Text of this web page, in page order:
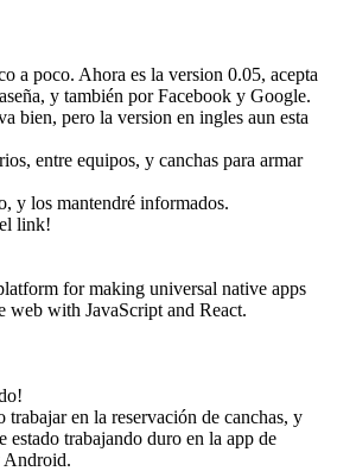
a poco. Ahora es la version 0.05, acepta
y también por Facebook y Google.
bien, pero la version en ingles aun esta
entre equipos, y canchas para armar
y los mantendré informados.
link!
for making universal native apps
with JavaScript and React.
trabajar en la reservación de canchas, y
estado trabajando duro en la app de
Android.